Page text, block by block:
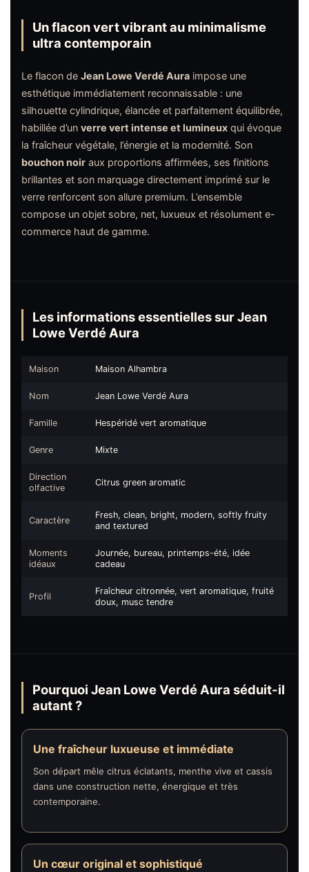
Un flacon vert vibrant au minimalisme
ultra contemporain
Le flacon de Jean Lowe Verdé Aura impose une
esthétique immédiatement reconnaissable : une
silhouette cylindrique, élancée et parfaitement équilibrée,
habillée d’un verre vert intense et lumineux qui évoque
la fraîcheur végétale, l’énergie et la modernité. Son
bouchon noir aux proportions affirmées, ses finitions
brillantes et son marquage directement imprimé sur le
verre renforcent son allure premium. L’ensemble
compose un objet sobre, net, luxueux et résolument e-
commerce haut de gamme.
Les informations essentielles sur Jean
Lowe Verdé Aura
Maison Maison Alhambra
Nom Jean Lowe Verdé Aura
Famille Hespéridé vert aromatique
Genre Mixte
Direction
olfactive
Citrus green aromatic
Caractère
Fresh, clean, bright, modern, softly fruity
and textured
Moments
idéaux
Journée, bureau, printemps-été, idée
cadeau
Profil
Fraîcheur citronnée, vert aromatique, fruité
doux, musc tendre
Pourquoi Jean Lowe Verdé Aura séduit-il
autant ?
Une fraîcheur luxueuse et immédiate
Son départ mêle citrus éclatants, menthe vive et cassis
dans une construction nette, énergique et très
contemporaine.
Un cœur original et sophistiqué